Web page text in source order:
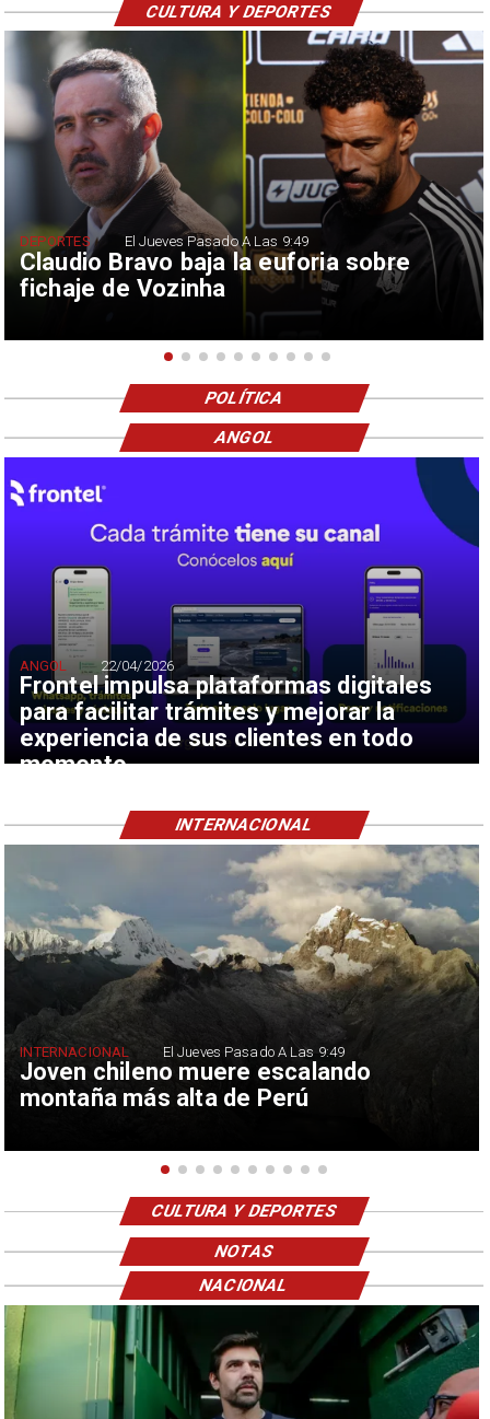
Claudio Bravo baja la euforia sobre
fichaje de Vozinha
DEPORTES El Jueves Pasado A Las 9:49
CULTURA Y DEPORTES
POLÍTICA
Frontel impulsa plataformas digitales
para facilitar trámites y mejorar la
experiencia de sus clientes en todo
momento
ANGOL 22/04/2026
ANGOL
Joven chileno muere escalando
montaña más alta de Perú
INTERNACIONAL El Jueves Pasado A Las 9:49
INTERNACIONAL
CULTURA Y DEPORTES
NOTAS
NACIONAL